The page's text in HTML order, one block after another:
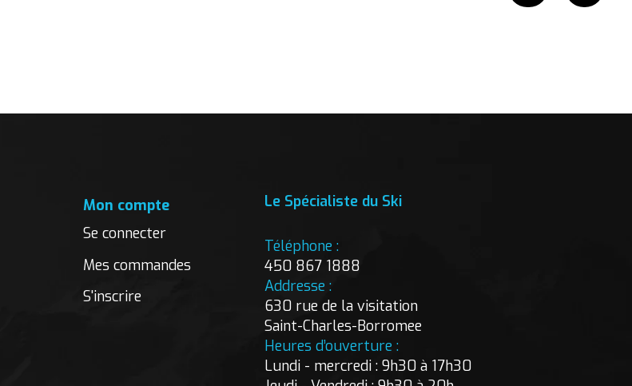
Mon compte
Se connecter
Mes commandes
S'inscrire
Le Spécialiste du Ski
Téléphone :
450 867 1888
Addresse :
630 rue de la visitation
Saint-Charles-Borromee
Heures d’ouverture :
Lundi - mercredi : 9h30 à 17h30